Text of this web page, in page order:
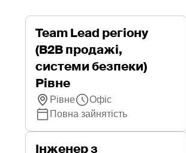
Team Lead регіону
(B2B продажі,
системи безпеки)
Рівне
Рівне
Офіс
Повна зайнятість
Інженер з